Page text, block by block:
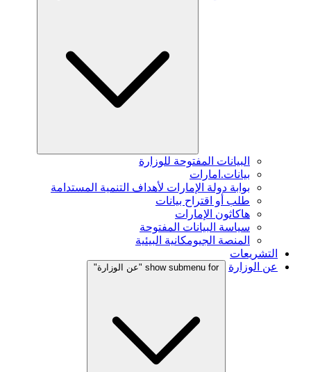
البيانات المفتوحة للوزارة
بيانات.امارات
بوابة دولة الإمارات لأهداف التنمية المستدامة
طلب أو اقتراح بيانات
هاكاثون الإمارات
سياسة البيانات المفتوحة
المنصة الجيومكانية البيئية
التشريعات
عن الوزارة
show submenu for "عن الوزارة"